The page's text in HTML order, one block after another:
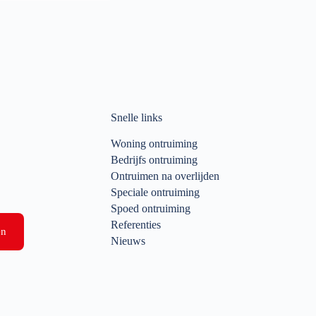
Snelle links
Woning ontruiming
Bedrijfs ontruiming
Ontruimen na overlijden
Speciale ontruiming
Spoed ontruiming
Referenties
Nieuws